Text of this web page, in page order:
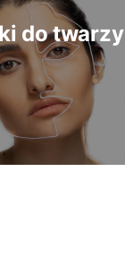
do twarzy